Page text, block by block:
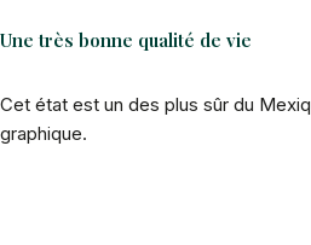
Une très bonne qualité de vie
Cet état est un des plus sûr du
graphique.